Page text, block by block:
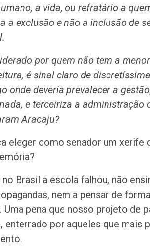
a vida, ou refratário a
a exclusão e não a inclusão de
por quem não tem a
é sinal claro de
onde deveria prevalecer a
e terceiriza a administração
Aracaju?
eleger como senador um xerife
Brasil a escola falhou, não
nem a pensar de
Uma pena que nosso projeto de
enterrado por aqueles que mais